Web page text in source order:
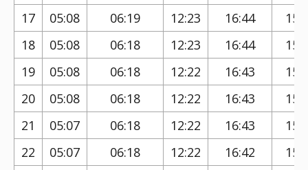
17
05:08 06:19 12:23 16:44
18
05:08 06:18 12:23 16:44
19
05:08 06:18 12:22 16:43
20
05:08 06:18 12:22 16:43
21
05:07 06:18 12:22 16:43
22
05:07 06:18 12:22 16:42